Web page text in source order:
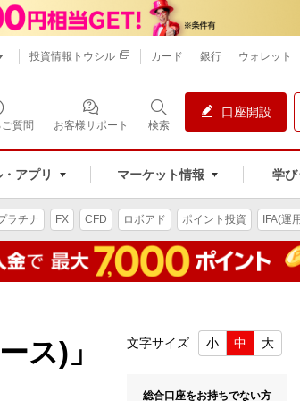
質問 お客様サポート 検索
口座開設
アプリ マーケット情報 学び
投資情報トウシル カード 銀行 ウォレット
ラチナ FX CFD ロボアド ポイント投資 IFA(運
ス)」
文字サイズ 小 中 大
総合口座をお持ちでない方